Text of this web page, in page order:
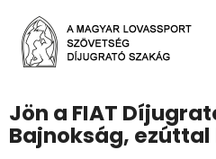
Jön a FIAT
Bajnokság, ezúttal